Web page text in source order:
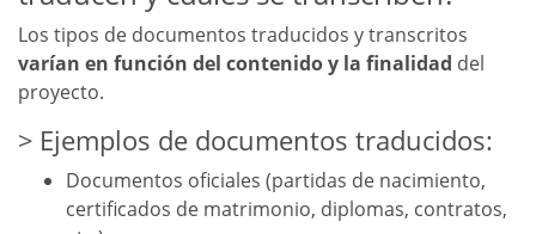
Los tipos de documentos traducidos y transcritos
varían en función del contenido y la finalidad del
proyecto.
Ejemplos de documentos traducidos:
Documentos oficiales (partidas de nacimiento,
certificados de matrimonio, diplomas, contratos,